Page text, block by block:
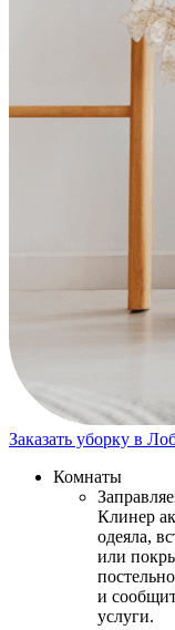
Заказать уборку в
Комнаты
Клинер
одеяла,
или
и
услуги.